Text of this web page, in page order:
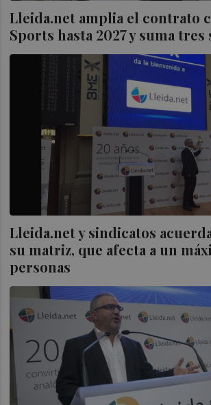
Lleida.net amplia el contrato
Sports hasta 2027 y suma tres
Lleida.net y sindicatos
su matriz, que afecta a un
personas